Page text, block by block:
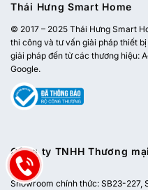
Thái Hưng Smart Home
© 2017 – 2025 Thái Hưng Smart
thi công và tư vấn giải pháp thiết
giải pháp đến từ các thương hiệu:
Google.
Công ty TNHH Thương
Nam
Showroom chính thức: SB23-227,